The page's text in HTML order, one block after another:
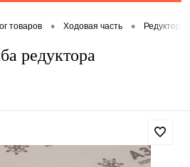
товаров • Ходовая часть • Редукторы
редуктора